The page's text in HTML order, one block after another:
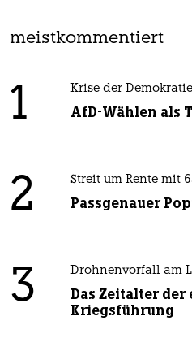
meistkommentiert
1 Krise der Demokratie
AfD-Wählen als
2 Streit um Rente mit
Passgenauer
3 Drohnenvorfall am
Das Zeitalter
Kriegsführung